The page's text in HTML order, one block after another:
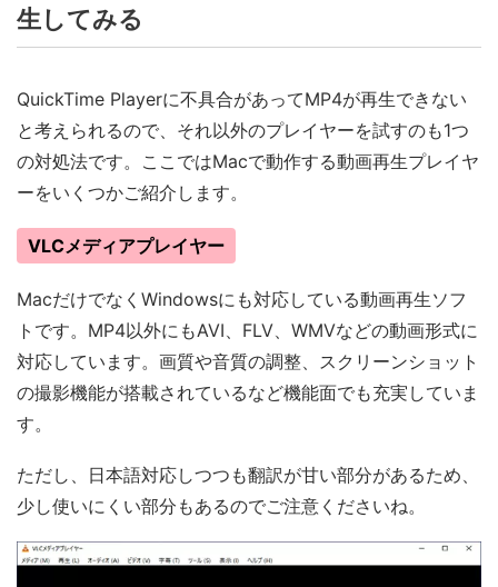
生してみる
QuickTime Playerに不具合があってMP4が再生できない
と考えられるので、それ以外のプレイヤーを試すのも1つ
の対処法です。ここではMacで動作する動画再生プレイヤ
ーをいくつかご紹介します。
VLCメディアプレイヤー
MacだけでなくWindowsにも対応している動画再生ソフ
トです。MP4以外にもAVI、FLV、WMVなどの動画形式に
対応しています。画質や音質の調整、スクリーンショット
の撮影機能が搭載されているなど機能面でも充実していま
す。
ただし、日本語対応しつつも翻訳が甘い部分があるため、
少し使いにくい部分もあるのでご注意くださいね。